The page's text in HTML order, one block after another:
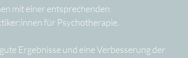
mit einer entsprechenden
für Psychotherapie.
Ergebnisse und eine Verbesserung der